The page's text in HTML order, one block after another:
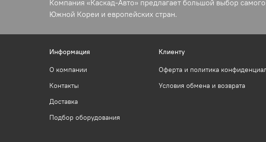
Компания «Каскад-Авто» предлагает большой выбор
Южной Кореи и европейских стран.
Информация
О компании
Контакты
Доставка
Подбор оборудования
Клиенту
Оферта и политика
Условия обмена и возврата